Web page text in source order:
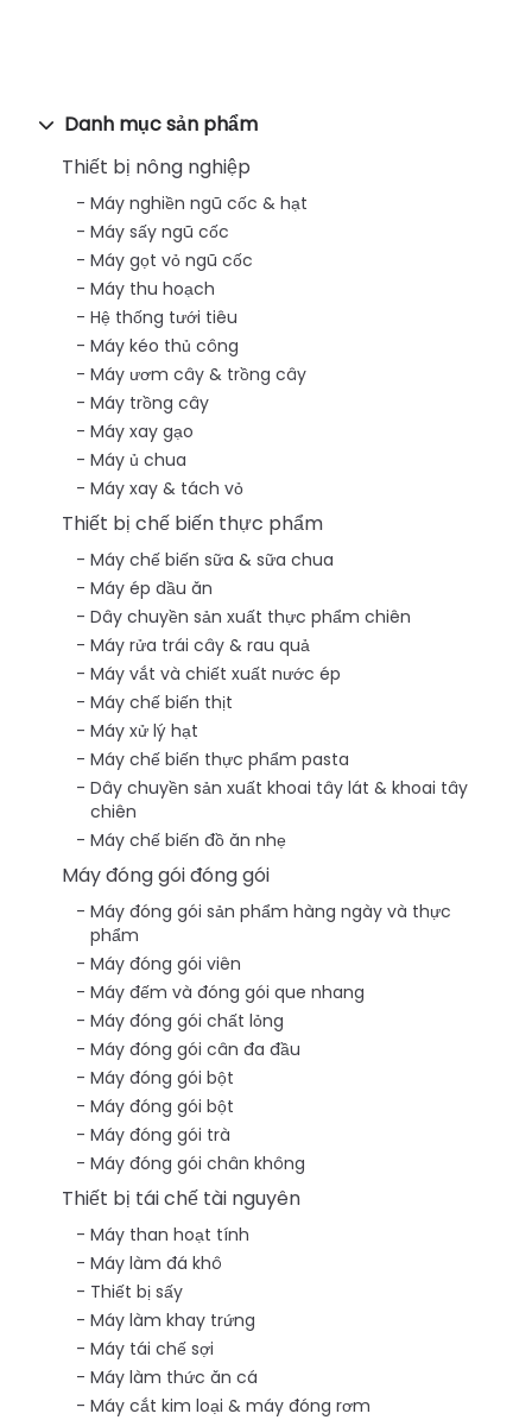
Danh mục sản phẩm
Thiết bị nông nghiệp
Máy nghiền ngũ cốc & hạt
Máy sấy ngũ cốc
Máy gọt vỏ ngũ cốc
Máy thu hoạch
Hệ thống tưới tiêu
Máy kéo thủ công
Máy ươm cây & trồng cây
Máy trồng cây
Máy xay gạo
Máy ủ chua
Máy xay & tách vỏ
Thiết bị chế biến thực phẩm
Máy chế biến sữa & sữa chua
Máy ép dầu ăn
Dây chuyền sản xuất thực phẩm chiên
Máy rửa trái cây & rau quả
Máy vắt và chiết xuất nước ép
Máy chế biến thịt
Máy xử lý hạt
Máy chế biến thực phẩm pasta
Dây chuyền sản xuất khoai tây lát & khoai tây
chiên
Máy chế biến đồ ăn nhẹ
Máy đóng gói đóng gói
Máy đóng gói sản phẩm hàng ngày và thực
phẩm
Máy đóng gói viên
Máy đếm và đóng gói que nhang
Máy đóng gói chất lỏng
Máy đóng gói cân đa đầu
Máy đóng gói bột
Máy đóng gói bột
Máy đóng gói trà
Máy đóng gói chân không
Thiết bị tái chế tài nguyên
Máy than hoạt tính
Máy làm đá khô
Thiết bị sấy
Máy làm khay trứng
Máy tái chế sợi
Máy làm thức ăn cá
Máy cắt kim loại & máy đóng rơm